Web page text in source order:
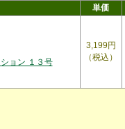
単価
ョン １３号
3,199円
（税込）